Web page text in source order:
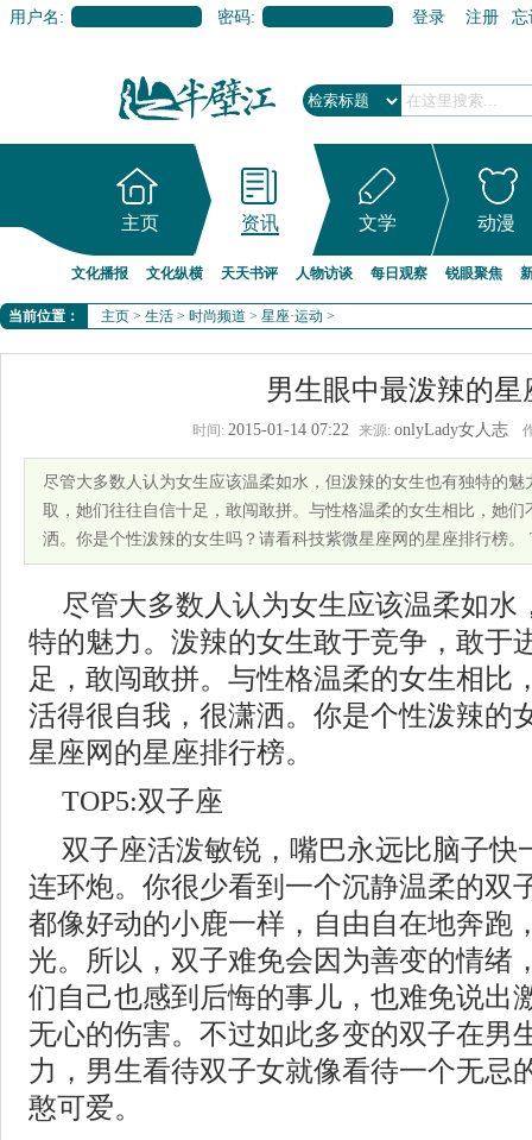
用户名: 密码: 登录 注册 忘
主页 资讯 文学 动漫
文化播报 文化纵横 天天书评 人物访谈 每日观察 锐眼聚焦
当前位置： 主页 > 生活 > 时尚频道 > 星座·运动 >
男生眼中最泼辣的星
时间: 2015-01-14 07:22 来源: onlyLady女人志
尽管大多数人认为女生应该温柔如水，但泼辣的女生也有独特的
取，她们往往自信十足，敢闯敢拼。与性格温柔的女生相比，她
洒。你是个性泼辣的女生吗？请看科技紫微星座网的星座排行榜。
尽管大多数人认为女生应该温柔如水
特的魅力。泼辣的女生敢于竞争，敢于
足，敢闯敢拼。与性格温柔的女生相比
活得很自我，很潇洒。你是个性泼辣的
星座网的星座排行榜。
TOP5:双子座
双子座活泼敏锐，嘴巴永远比脑子快
连环炮。你很少看到一个沉静温柔的双
都像好动的小鹿一样，自由自在地奔跑
光。所以，双子难免会因为善变的情绪
们自己也感到后悔的事儿，也难免说出
无心的伤害。不过如此多变的双子在男
力，男生看待双子女就像看待一个无忌
憨可爱。